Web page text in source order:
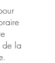
de la